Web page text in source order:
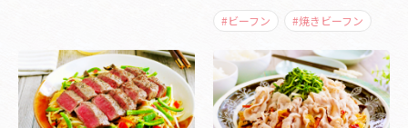
#ビーフン #焼きビーフン